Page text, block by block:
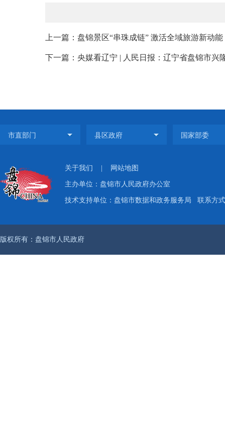
上一篇：盘锦景区“串珠成链” 激活全域旅游新动能
下一篇：央媒看辽宁 | 人民日报：辽宁省盘锦市兴
关于我们 网站地图
主办单位：盘锦市人民政府办公室
技术支持单位：盘锦市数据和政务服务局 联系方
版权所有：盘锦市人民政府